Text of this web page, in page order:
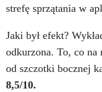
strefę sprzątania w
Jaki był efekt?
odkurzona. To, co na
od szczotki bocznej
8,5/10.